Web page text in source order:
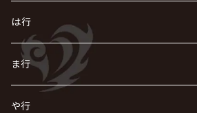
ACME / アクメ
浅葱 / ASAGI
Initial'L
INORAN
Waive
Versailles
Verde/
ACE OF SPADES
X JAPAN
お
AURORIZE
OFIAM
GACKT
KAKUMAY
キズ
KiD
Crack6
グラビティ
け
[ kei ] / 圭
仮病
こ
GOATBED
The THIRTEEN
Psycho le Cému
櫻井敦司
Zeke Deux
Z CLEAR
す
Z CLEAR
超ジャシー
せ
ゼラ
そ
DASEIN
DAIGO
ち
CHAQLA.
つ
て
な
NIGHTMARE
NAZARE
に
NiEL
ぬ
は行
は
heidi.
ひ
ま行
ま
や行